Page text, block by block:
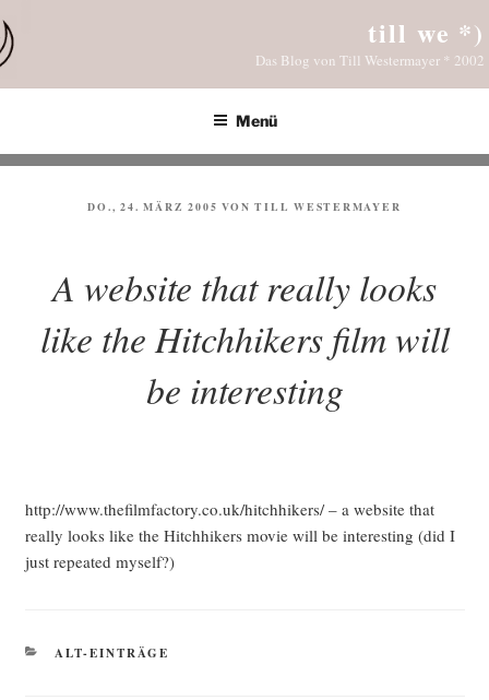
Inhalt
springen
till we *)
Das Blog von Till Westermayer * 2002
Menü
VERÖFFENTLICHT
DO., 24. MÄRZ 2005 VONTILL WESTERMAYER
A website that really looks
like the Hitchhikers film will
be interesting
http://www.thefilmfactory.co.uk/hitchhikers/ – a web­site that
real­ly looks like the Hitch­hi­kers movie will be inte­res­t­ing (did I
just repea­ted myself?)
KATEGORIEN
ALT-EINTRÄGE